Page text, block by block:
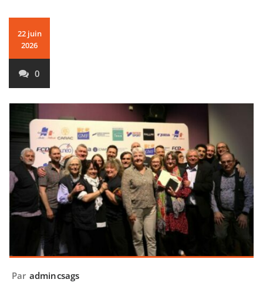
22 juin
2026
0
Par admincsags